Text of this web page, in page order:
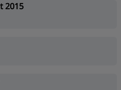
2015